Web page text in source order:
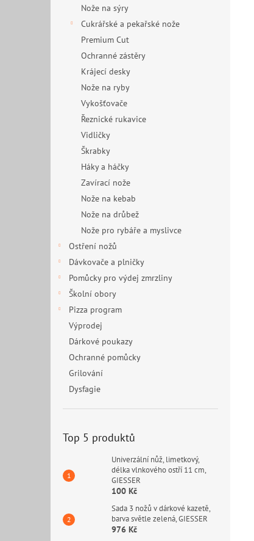
Nože na sýry
Cukrářské a pekařské nože
Premium Cut
Ochranné zástěry
Krájecí desky
Nože na ryby
Vykošťovače
Řeznické rukavice
Vidličky
Škrabky
Háky a háčky
Zavírací nože
Nože na kebab
Nože na drůbež
Nože pro rybáře a myslivce
Ostření nožů
Dávkovače a plničky
Pomůcky pro výdej zmrzliny
Školní obory
Pizza program
Výprodej
Dárkové poukazy
Ochranné pomůcky
Grilování
Dysfagie
Top 5 produktů
Univerzální nůž, limetkový,
délka vlnkového ostří 11 cm,
GIESSER
100 Kč
Sada 3 nožů v dárkové kazetě,
barva světle zelená, GIESSER
976 Kč